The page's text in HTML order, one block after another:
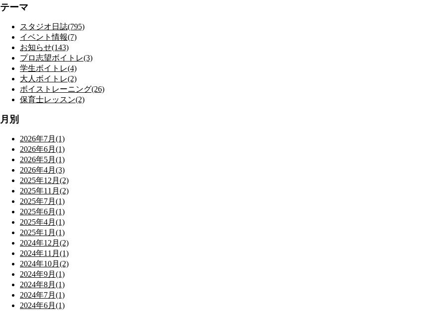
テーマ
スタジオ日誌(795)
イベント情報(7)
お知らせ(143)
プロ志望ボイトレ(3)
学生ボイトレ(4)
大人ボイトレ(2)
ボイストレーニング(26)
保育士レッスン(2)
月別
2026年7月(1)
2026年6月(1)
2026年5月(1)
2026年4月(3)
2025年12月(2)
2025年11月(2)
2025年7月(1)
2025年6月(1)
2025年4月(1)
2025年1月(1)
2024年12月(2)
2024年11月(1)
2024年10月(2)
2024年9月(1)
2024年8月(1)
2024年7月(1)
2024年6月(1)